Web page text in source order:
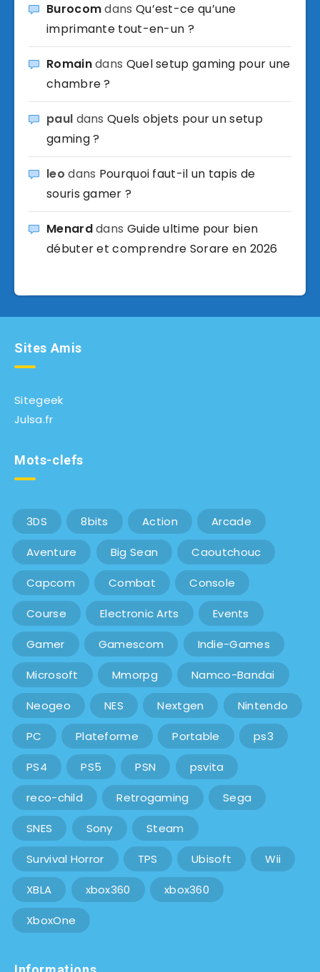
Burocomdans Qu’est-ce qu’une
imprimante tout-en-un ?
Romaindans Quel setup gaming pour une
chambre ?
paul dansQuels objets pour un setup
gaming ?
leo dans Pourquoi faut-il un tapis de
souris gamer ?
Menarddans Guide ultime pour bien
débuter et comprendre Sorare en 2026
Sites Amis
Sitegeek
Julsa.fr
Mots-clefs
3DS 8bits Action Arcade
Aventure Big Sean Caoutchouc
Capcom Combat Console
Course Electronic Arts Events
Gamer Gamescom Indie-Games
Microsoft Mmorpg Namco-Bandai
Neogeo NES Nextgen Nintendo
PC Plateforme Portable ps3
PS4 PS5 PSN psvita
reco-child Retrogaming Sega
SNES Sony Steam
Survival Horror TPS Ubisoft Wii
XBLA xbox360 xbox360
XboxOne